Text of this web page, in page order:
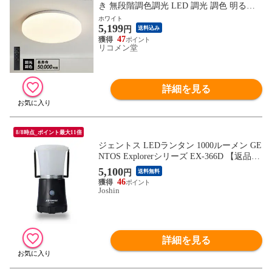
き 無段階調色調光 LED 調光 調色 明るい
高演色 薄型 ナイトライト リビング 子供部
屋 おしゃれ タイマー機能 メモリ機能 節電
モード シンプラス SP-CEL12【送料無料】
ホワイト
5,199円 送料込み
47
リコメン堂
詳細を見る
8/8時点_ポイント最大11倍
ジェントス LEDランタン 1000ルーメン GE
NTOS Explorerシリーズ EX-366D 【返品種
別A】
5,100円 送料無料
46
Joshin
詳細を見る